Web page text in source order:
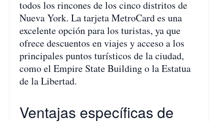
todos los rincones de los cinco distritos de
Nueva York. La tarjeta MetroCard es una
excelente opción para los turistas, ya que
ofrece descuentos en viajes y acceso a los
principales puntos turísticos de la ciudad,
como el Empire State Building o la Estatua
de la Libertad.
Ventajas específicas de